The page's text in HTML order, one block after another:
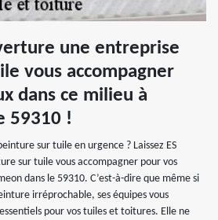
une entreprise
vous accompagner
dans ce milieu à
59310 !
sur tuile en urgence ? Laissez ES
sur tuile vous accompagner pour vos
dans le 59310. C’est-à-dire que même si
irréprochable, ses équipes vous
pour vos tuiles et toitures. Elle ne